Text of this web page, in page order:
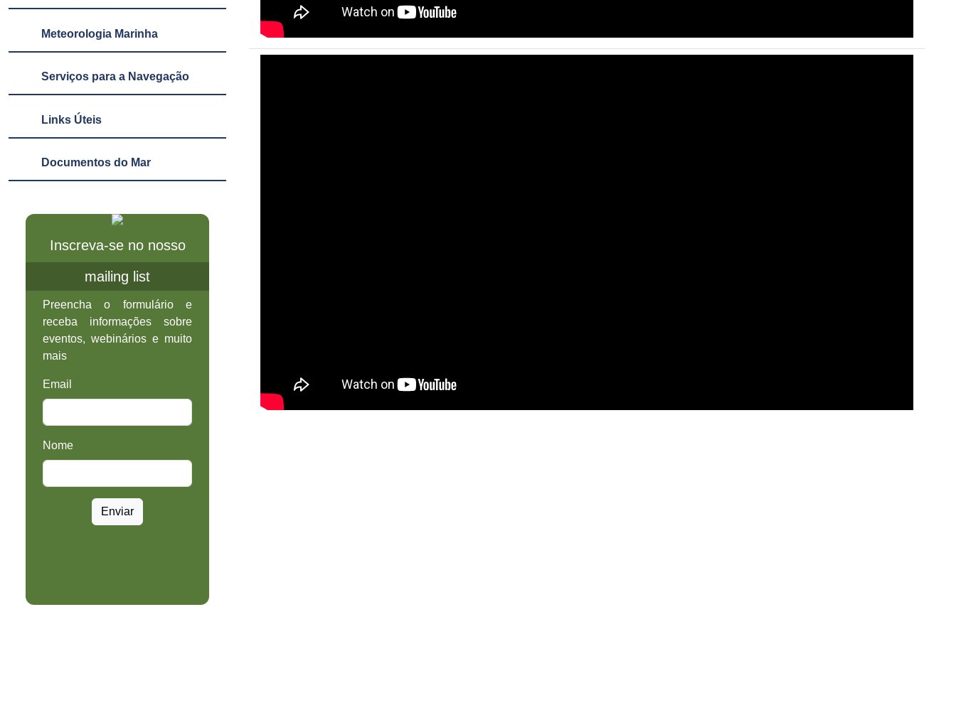
Meteorologia Marinha
Serviços para a Navegação
Links Úteis
Documentos do Mar
Inscreva-se no nosso
mailing list
Preencha o formulário e
receba informações sobre
eventos, webinários e muito
mais
Email
Nome
Enviar